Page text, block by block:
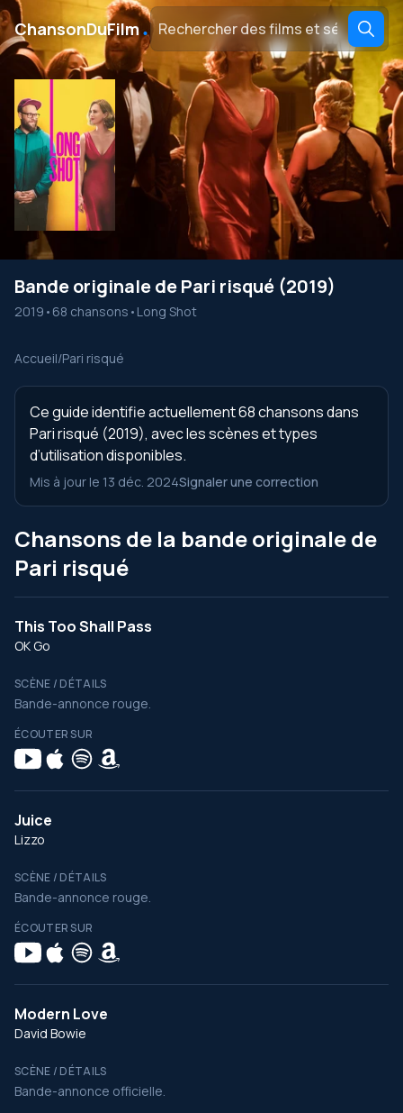
ChansonDuFilm․
Bande originale de Pari risqué (2019)
2019 • 68 chansons • Long Shot
Accueil/Pari risqué
Ce guide identifie actuellement 68 chansons dans
Pari risqué (2019), avec les scènes et types
d’utilisation disponibles.
Mis à jour le 13 déc. 2024Signaler une correction
Chansons de la bande originale de
Pari risqué
This Too Shall Pass
OK Go
SCÈNE / DÉTAILS
Bande-annonce rouge.
ÉCOUTER SUR
Juice
Lizzo
SCÈNE / DÉTAILS
Bande-annonce rouge.
ÉCOUTER SUR
Modern Love
David Bowie
SCÈNE / DÉTAILS
Bande-annonce officielle.